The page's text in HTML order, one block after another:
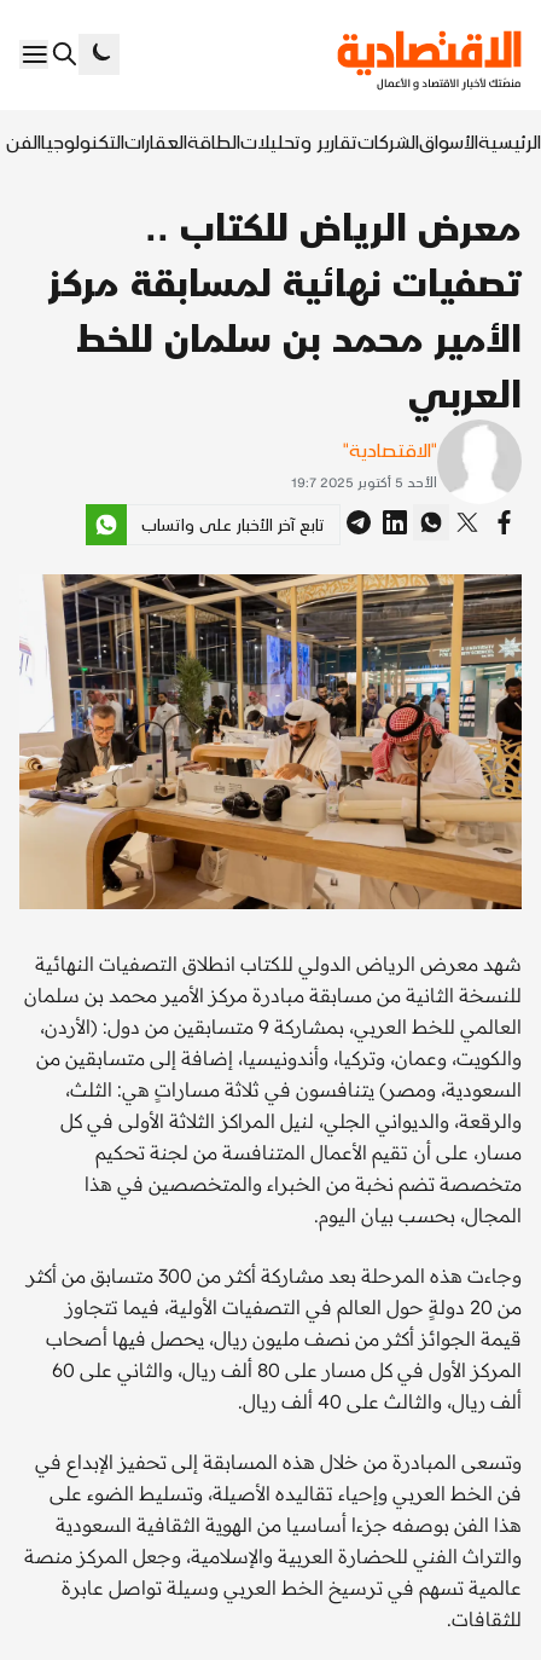
الرئيسيةالأسواقالشركاتتقارير وتحليلاتالطاقةالعقاراتالتكنولوجياالفن
معرض الرياض للكتاب ..
تصفيات نهائية لمسابقة مركز
الأمير محمد بن سلمان للخط
العربي
"الاقتصادية"
الأحد 5 أكتوبر 2025 19:7
تابع آخر الأخبار على واتساب
شهد معرض الرياض الدولي للكتاب انطلاق التصفيات النهائية
للنسخة الثانية من مسابقة مبادرة مركز الأمير محمد بن سلمان
العالمي للخط العربي، بمشاركة 9 متسابقين من دول: (الأردن،
والكويت، وعمان، وتركيا، وأندونيسيا، إضافة إلى متسابقين من
السعودية، ومصر) يتنافسون في ثلاثة مساراتٍ هي: الثلث،
والرقعة، والديواني الجلي، لنيل المراكز الثلاثة الأولى في كل
مسار، على أن تقيم الأعمال المتنافسة من لجنة تحكيم
متخصصة تضم نخبة من الخبراء والمتخصصين في هذا
المجال، بحسب بيان اليوم.
وجاءت هذه المرحلة بعد مشاركة أكثر من 300 متسابق من أكثر
من 20 دولةٍ حول العالم في التصفيات الأولية، فيما تتجاوز
قيمة الجوائز أكثر من نصف مليون ريال، يحصل فيها أصحاب
المركز الأول في كل مسار على 80 ألف ريال، والثاني على 60
ألف ريال، والثالث على 40 ألف ريال.
وتسعى المبادرة من خلال هذه المسابقة إلى تحفيز الإبداع في
فن الخط العربي وإحياء تقاليده الأصيلة، وتسليط الضوء على
هذا الفن بوصفه جزءا أساسيا من الهوية الثقافية السعودية
والتراث الفني للحضارة العربية والإسلامية، وجعل المركز منصة
عالمية تسهم في ترسيخ الخط العربي وسيلة تواصل عابرة
للثقافات.